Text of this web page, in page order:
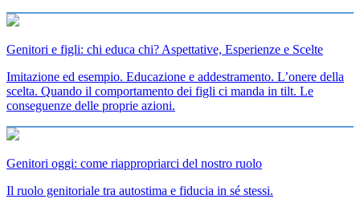
Genitori e figli: chi educa chi? Aspettative, Esperienze e Scelte
Imitazione ed esempio. Educazione e addestramento. L’onere della
scelta. Quando il comportamento dei figli ci manda in tilt. Le
conseguenze delle proprie azioni.
Genitori oggi: come riappropriarci del nostro ruolo
Il ruolo genitoriale tra autostima e fiducia in sé stessi.